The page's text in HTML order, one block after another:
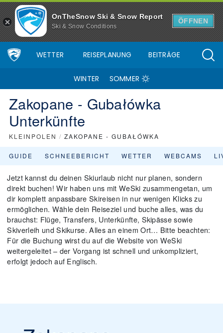
OnTheSnow Ski & Snow Report
Ski & Snow Conditions
ÖFFNEN
WETTER REISEPLANUNG BEITRÄGE
WINTER SOMMER
Zakopane - Gubałówka
Unterkünfte
KLEINPOLEN / ZAKOPANE - GUBAŁÓWKA
GUIDE SCHNEEBERICHT WETTER WEBCAMS
Jetzt kannst du deinen Skiurlaub nicht nur planen, sondern
direkt buchen! Wir haben uns mit WeSki zusammengetan, um
dir komplett anpassbare Skireisen in nur wenigen Klicks zu
ermöglichen. Wähle dein Reiseziel und buche alles, was du
brauchst: Flüge, Transfers, Unterkünfte, Skipässe sowie
Skiverleih und Skikurse. Alles an einem Ort… Bitte beachten:
Für die Buchung wirst du auf die Website von WeSki
weitergeleitet – der Vorgang ist schnell und unkompliziert,
erfolgt jedoch auf Englisch.